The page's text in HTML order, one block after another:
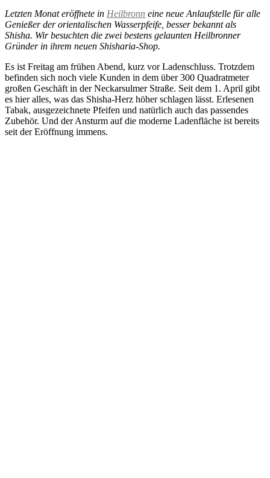
Letzten Monat eröffnete in Heilbronn eine neue Anlaufstelle für alle
Genießer der orientalischen Wasserpfeife, besser bekannt als
Shisha. Wir besuchten die zwei bestens gelaunten Heilbronner
Gründer in ihrem neuen Shisharia-Shop.
Es ist Freitag am frühen Abend, kurz vor Ladenschluss. Trotzdem
befinden sich noch viele Kunden in dem über 300 Quadratmeter
großen Geschäft in der Neckarsulmer Straße. Seit dem 1. April gibt
es hier alles, was das Shisha-Herz höher schlagen lässt. Erlesenen
Tabak, ausgezeichnete Pfeifen und natürlich auch das passendes
Zubehör. Und der Ansturm auf die moderne Ladenfläche ist bereits
seit der Eröffnung immens.